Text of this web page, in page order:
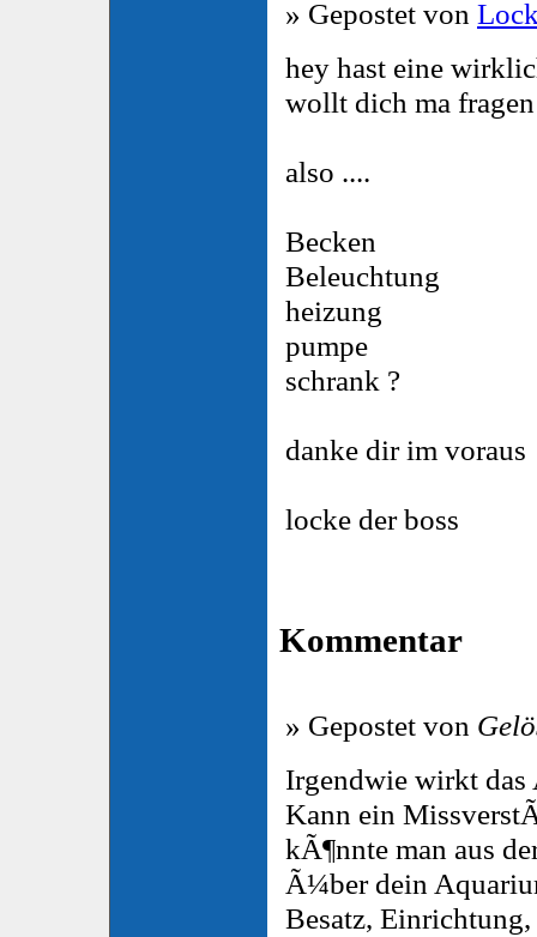
» Gepostet von
hey hast eine
wollt dich ma
also ....
Becken
Beleuchtung
heizung
pumpe
schrank ?
danke dir im voraus
locke der boss
Kommentar
» Gepostet von
Irgendwie wirkt
Kann ein
kÃ¶nnte man aus
Ã¼ber dein
Besatz, Einrichtung,